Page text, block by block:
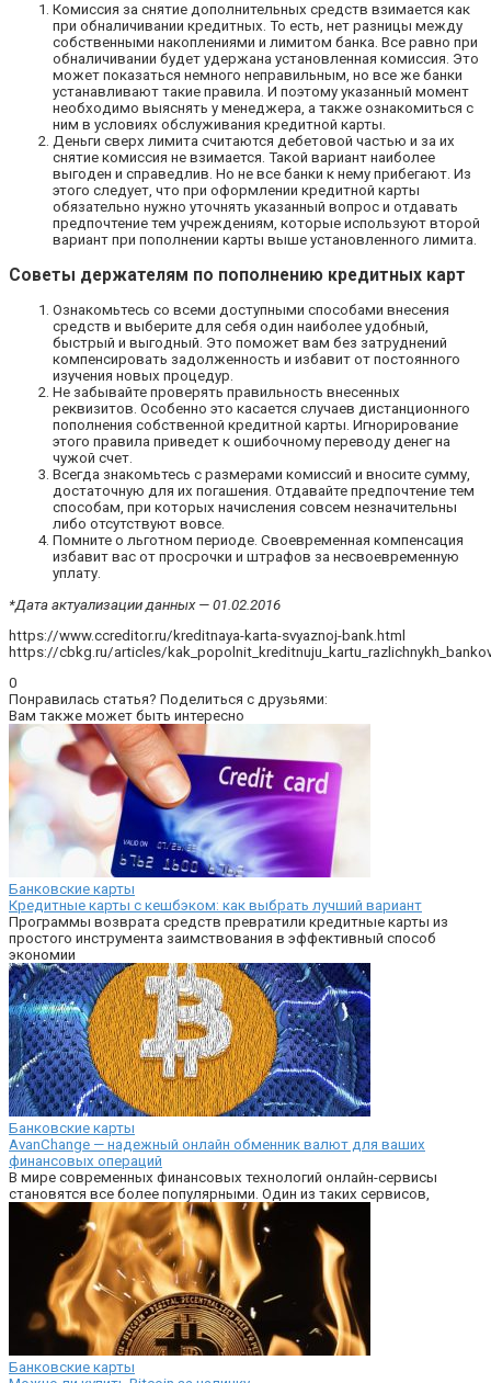
Комиссия за снятие дополнительных средств взимается как
при обналичивании кредитных. То есть, нет разницы между
собственными накоплениями и лимитом банка. Все равно при
обналичивании будет удержана установленная комиссия. Это
может показаться немного неправильным, но все же банки
устанавливают такие правила. И поэтому указанный момент
необходимо выяснять у менеджера, а также ознакомиться с
ним в условиях обслуживания кредитной карты.
Деньги сверх лимита считаются дебетовой частью и за их
снятие комиссия не взимается. Такой вариант наиболее
выгоден и справедлив. Но не все банки к нему прибегают. Из
этого следует, что при оформлении кредитной карты
обязательно нужно уточнять указанный вопрос и отдавать
предпочтение тем учреждениям, которые используют второй
вариант при пополнении карты выше установленного лимита.
Советы держателям по пополнению кредитных карт
Ознакомьтесь со всеми доступными способами внесения
средств и выберите для себя один наиболее удобный,
быстрый и выгодный. Это поможет вам без затруднений
компенсировать задолженность и избавит от постоянного
изучения новых процедур.
Не забывайте проверять правильность внесенных
реквизитов. Особенно это касается случаев дистанционного
пополнения собственной кредитной карты. Игнорирование
этого правила приведет к ошибочному переводу денег на
чужой счет.
Всегда знакомьтесь с размерами комиссий и вносите сумму,
достаточную для их погашения. Отдавайте предпочтение тем
способам, при которых начисления совсем незначительны
либо отсутствуют вовсе.
Помните о льготном периоде. Своевременная компенсация
избавит вас от просрочки и штрафов за несвоевременную
уплату.
*Дата актуализации данных — 01.02.2016
https://www.ccreditor.ru/kreditnaya-karta-svyaznoj-bank.html
https://cbkg.ru/articles/
0
Понравилась статья? Поделиться с друзьями:
Вам также может быть интересно
Банковские карты
Кредитные карты с кешбэком: как выбрать лучший вариант
Программы возврата средств превратили кредитные карты из
простого инструмента заимствования в эффективный способ
экономии
Банковские карты
AvanChange — надежный онлайн обменник валют для ваших
финансовых операций
В мире современных финансовых технологий онлайн-сервисы
становятся все более популярными. Один из таких сервисов,
Банковские карты